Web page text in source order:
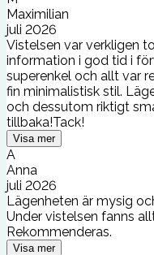
Maximilian
juli 2026
Vistelsen var verkligen
information i god tid i
superenkel och allt var
fin minimalistisk stil.
och dessutom riktigt
tillbaka!Tack!
Visa mer
A
Anna
juli 2026
Lägenheten är mysig
Under vistelsen fanns
Rekommenderas.
Visa mer